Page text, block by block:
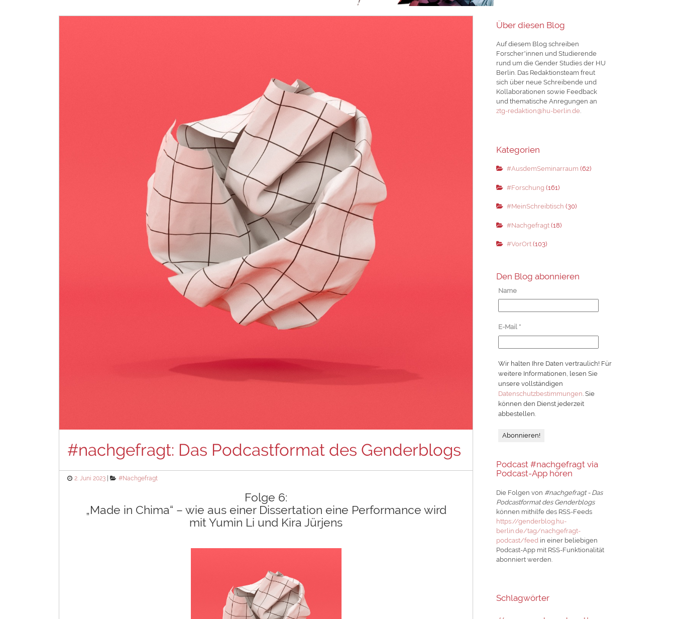
#nachgefragt: Das Podcastformat des Genderblogs
Posted
2. Juni 2023 Categories
#Nachgefragt
Folge 6:
„Made in Chima“ – wie aus einer Dissertation eine Performance wird
mit Yumin Li und Kira Jürjens
Über diesen Blog
Auf diesem Blog schreiben
Forscher*innen und Studierende
rund um die Gender Studies der HU
Berlin. Das Redaktionsteam freut
sich über neue Schreibende und
Kollaborationen sowie Feedback
und thematische Anregungen an
ztg-redaktion@hu-berlin.de.
Kategorien
#AusdemSeminarraum (62)
#Forschung (161)
#MeinSchreibtisch (30)
#Nachgefragt(18)
#VorOrt(103)
Den Blog abonnieren
Name
E-Mail *
Wir halten Ihre Daten vertraulich! Für
weitere Informationen, lesen Sie
unsere vollständigen
Datenschutzbestimmungen . Sie
können den Dienst jederzeit
abbestellen.
Podcast #nachgefragt via
Podcast-App hören
Die Folgen von #nachgefragt - Das
Podcastformat des Genderblogs
können mithilfe des RSS-Feeds
https://genderblog.hu-
berlin.de/tag/nachgefragt-
podcast/feed in einer beliebigen
Podcast-App mit RSS-Funktionalität
abonniert werden.
Schlagwörter